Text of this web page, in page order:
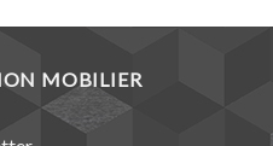
MOBILIER